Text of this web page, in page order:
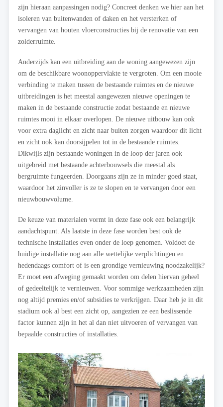
zijn hieraan aanpassingen nodig? Concreet denken we hier aan het
isoleren van buitenwanden of daken en het versterken of
vervangen van houten vloerconstructies bij de renovatie van een
zolderruimte.
Anderzijds kan een uitbreiding aan de woning aangewezen zijn
om de beschikbare woonoppervlakte te vergroten. Om een mooie
verbinding te maken tussen de bestaande ruimtes en de nieuwe
uitbreidingen is het meestal aangewezen nieuwe openingen te
maken in de bestaande constructie zodat bestaande en nieuwe
ruimtes mooi in elkaar overlopen. De nieuwe uitbouw kan ook
voor extra daglicht en zicht naar buiten zorgen waardoor dit licht
en zicht ook kan doorsijpelen tot in de bestaande ruimtes.
Dikwijls zijn bestaande woningen in de loop der jaren ook
uitgebreid met bestaande achterbouwsels die meestal als
bergruimte fungeerden. Doorgaans zijn ze in minder goed staat,
waardoor het zinvoller is ze te slopen en te vervangen door een
nieuwbouwvolume.
De keuze van materialen vormt in deze fase ook een belangrijk
aandachtspunt. Als laatste in deze fase worden best ook de
technische installaties even onder de loep genomen. Voldoet de
huidige installatie nog aan alle wettelijke verplichtingen en
hedendaags comfort of is een grondige vernieuwing noodzakelijk?
Er moet een afweging gemaakt worden om delen hiervan geheel
of gedeeltelijk te vernieuwen. Voor sommige werkzaamheden zijn
nog altijd premies en/of subsidies te verkrijgen. Daar heb je in dit
stadium ook al best een zicht op, aangezien ze een beslissende
factor kunnen zijn in het al dan niet uitvoeren of vervangen van
bepaalde constructies of installaties.